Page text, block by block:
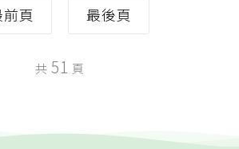
前頁 最後頁
共 51 頁